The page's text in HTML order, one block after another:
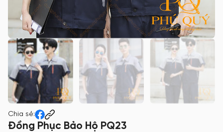
Chia sẻ:
Đồng Phục Bảo Hộ PQ23